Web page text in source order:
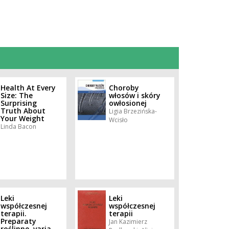
Health At Every
Size: The
Surprising
Truth About
Your Weight
Linda Bacon
Choroby
włosów i skóry
owłosionej
Ligia Brzezińska-
Wcisło
Leki
współczesnej
terapii.
Preparaty
Leki
współczesnej
terapii
Jan Kazimierz